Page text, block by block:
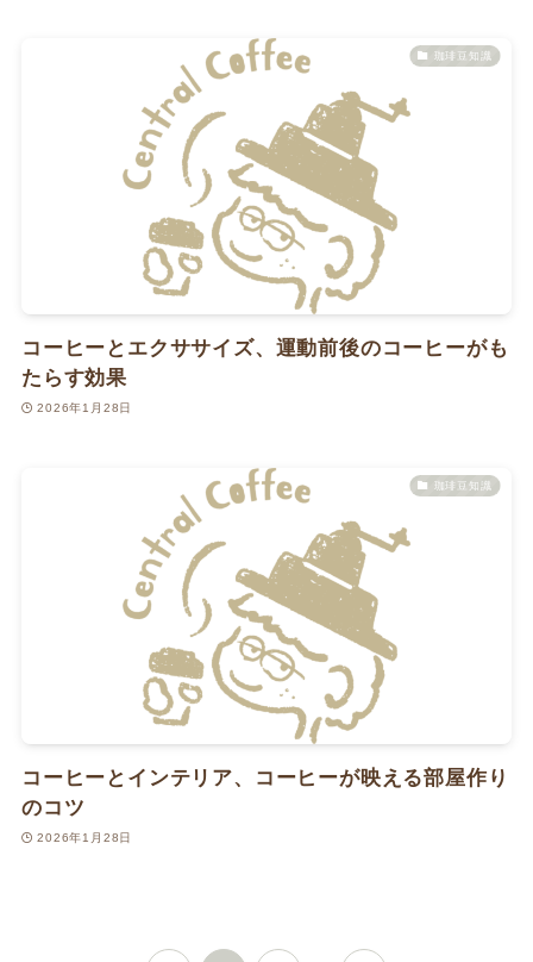
珈琲豆知識
コーヒーとエクササイズ、運動前後のコーヒーがも
たらす効果
2026年1月28日
珈琲豆知識
コーヒーとインテリア、コーヒーが映える部屋作り
のコツ
2026年1月28日